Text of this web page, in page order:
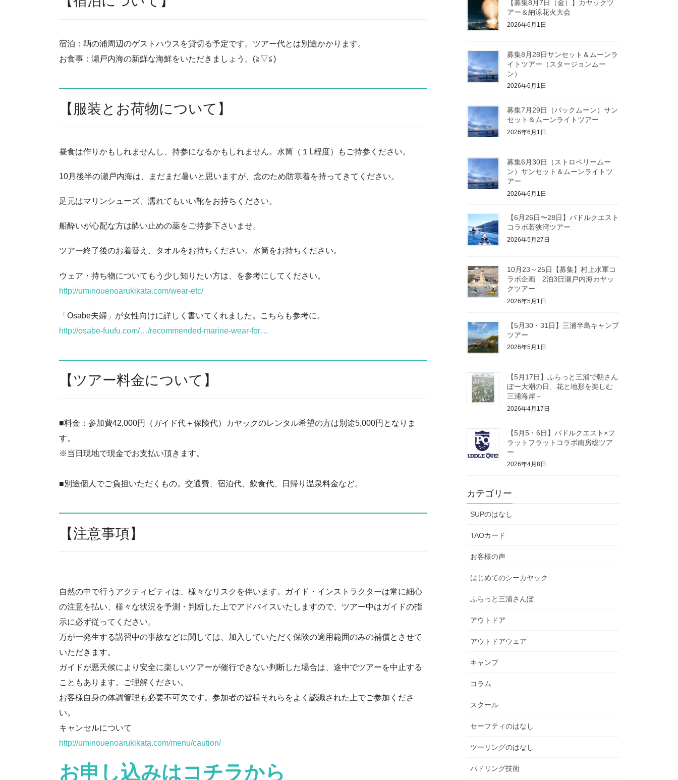
宿泊：鞆の浦周辺のゲストハウスを貸切る予定です。ツアー代とは別途かかります。
お食事：瀬戸内海の新鮮な海鮮をいただきましょう。(≧▽≦)
【服装とお荷物について】
昼食は作りかもしれませんし、持参になるかもしれません。水筒（１L程度）もご持参ください。
10月後半の瀬戸内海は、まだまだ暑いと思いますが、念のため防寒着を持ってきてください。
足元はマリンシューズ、濡れてもいい靴をお持ちください。
船酔いが心配な方は酔い止めの薬をご持参下さいませ。
ツアー終了後のお着替え、タオルをお持ちください。水筒をお持ちください。
ウェア・持ち物についてもう少し知りたい方は、を参考にしてください。
http://uminouenoarukikata.com/wear-etc/
「Osabe夫婦」が女性向けに詳しく書いてくれました。こちらも参考に。
http://osabe-fuufu.com/…/recommended-marine-wear-for…
【ツアー料金について】
■料金：参加費42,000円（ガイド代＋保険代）カヤックのレンタル希望の方は別途5,000円となりま
す。
※当日現地で現金でお支払い頂きます。
■別途個人でご負担いただくもの。交通費、宿泊代、飲食代、日帰り温泉料金など。
【注意事項】
自然の中で行うアクティビティは、様々なリスクを伴います。ガイド・インストラクターは常に細心
の注意を払い、様々な状況を予測・判断した上でアドバイスいたしますので、ツアー中はガイドの指
示に必ず従ってください。
万が一発生する講習中の事故などに関しては、加入していただく保険の適用範囲のみの補償とさせて
いただきます。
ガイドが悪天候により安全に楽しいツアーが催行できない判断した場合は、途中でツアーを中止する
こともあります。ご理解ください。
お客様自身の体調管理も必要不可欠です。参加者の皆様それらをよく認識された上でご参加くださ
い。
キャンセルについて
http://uminouenoarukikata.com/menu/caution/
お申し込みはコチラから
【募集8月7日（金）】カヤックツ
アー＆納涼花火大会
2026年6月1日
募集8月28日サンセット＆ムーンラ
イトツアー（スタージョンムー
ン）
2026年6月1日
募集7月29日（バックムーン）サン
セット＆ムーンライトツアー
2026年6月1日
募集6月30日（ストロベリームー
ン）サンセット＆ムーンライトツ
アー
2026年6月1日
【6月26日〜28日】パドルクエスト
コラボ若狭湾ツアー
2026年5月27日
10月23～25日【募集】村上水軍コ
ラボ企画 2泊3日瀬戸内海カヤッ
クツアー
2026年5月1日
【5月30・31日】三浦半島キャンプ
ツアー
2026年5月1日
【5月17日】ふらっと三浦で朝さん
ぽー大潮の日、花と地形を楽しむ
三浦海岸－
2026年4月17日
【5月5・6日】パドルクエスト×フ
ラットフラットコラボ南房総ツア
ー
2026年4月8日
カテゴリー
SUPのはなし
TAOカード
お客様の声
はじめてのシーカヤック
ふらっと三浦さんぽ
アウトドア
アウトドアウェア
キャンプ
コラム
スクール
セーフティのはなし
ツーリングのはなし
パドリング技術